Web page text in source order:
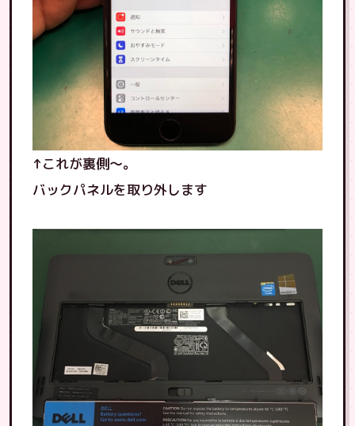
↑これが裏側〜。
バックパネルを取り外します